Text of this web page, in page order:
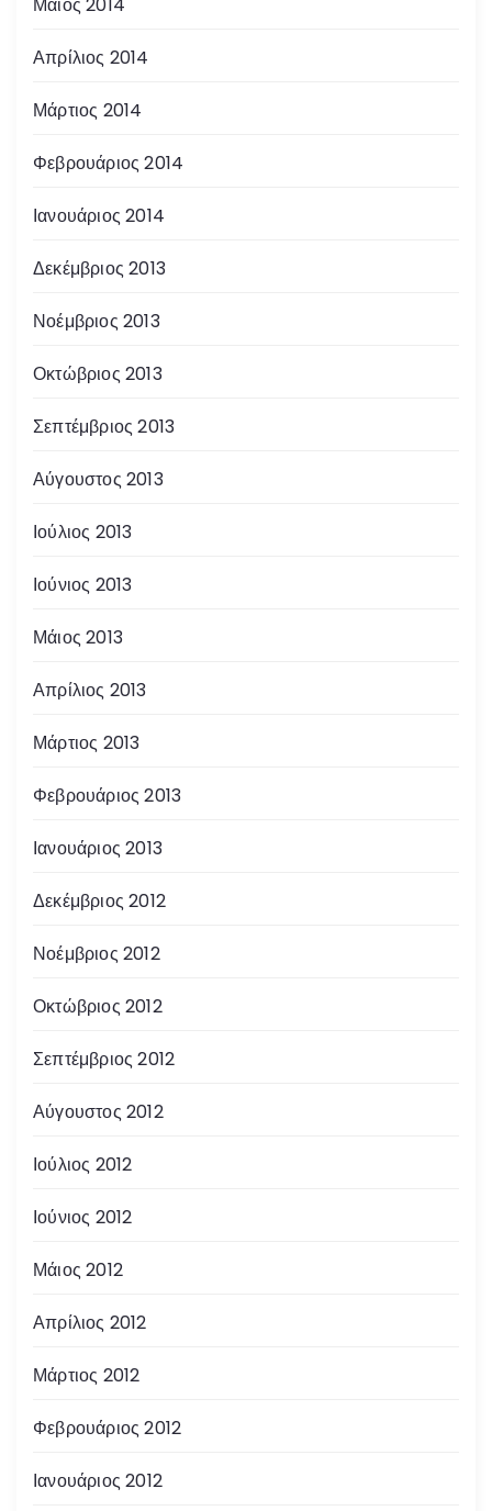
Μάιος 2014
Απρίλιος 2014
Μάρτιος 2014
Φεβρουάριος 2014
Ιανουάριος 2014
Δεκέμβριος 2013
Νοέμβριος 2013
Οκτώβριος 2013
Σεπτέμβριος 2013
Αύγουστος 2013
Ιούλιος 2013
Ιούνιος 2013
Μάιος 2013
Απρίλιος 2013
Μάρτιος 2013
Φεβρουάριος 2013
Ιανουάριος 2013
Δεκέμβριος 2012
Νοέμβριος 2012
Οκτώβριος 2012
Σεπτέμβριος 2012
Αύγουστος 2012
Ιούλιος 2012
Ιούνιος 2012
Μάιος 2012
Απρίλιος 2012
Μάρτιος 2012
Φεβρουάριος 2012
Ιανουάριος 2012